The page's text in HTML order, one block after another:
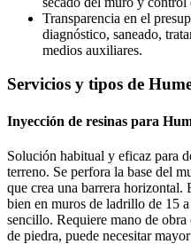
Transparencia en el
diagnóstico, saneado,
medios auxiliares.
Servicios y tipos de
Inyección de resinas para
Solución habitual y eficaz para
terreno. Se perfora la base del
que crea una barrera
bien en muros de ladrillo de 15
sencillo. Requiere mano de
de piedra, puede necesitar